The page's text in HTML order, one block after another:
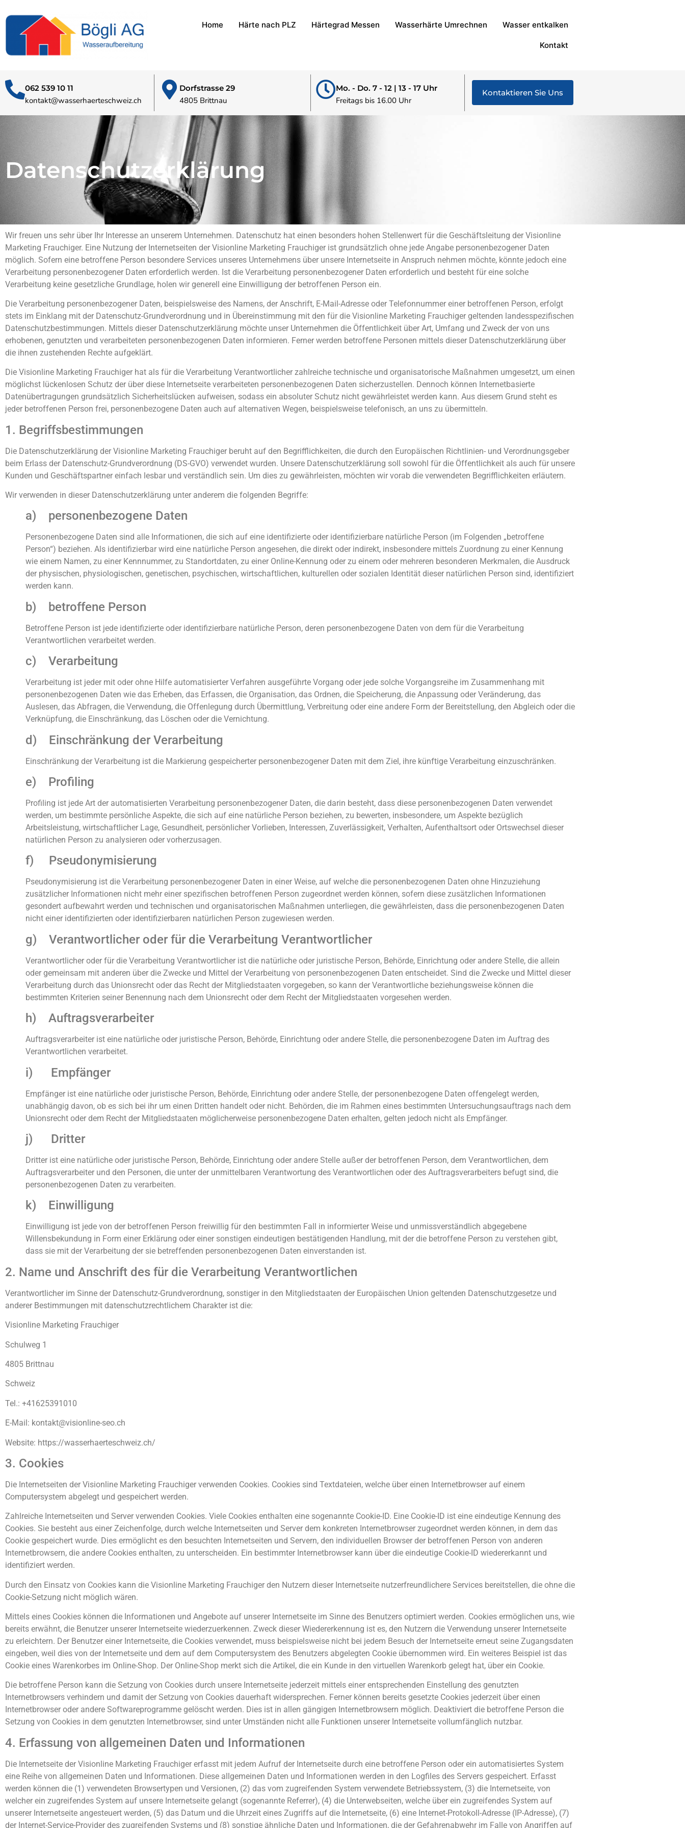
Home Härte nach PLZ Härtegrad Messen Wasserhärte Umrechnen Wasser entkalken
Kontakt
062 539 10 11
kontakt@wasserhaerteschweiz.ch
Dorfstrasse 29
4805 Brittnau
Mo. - Do. 7 - 12 | 13 - 17 Uhr
Freitags bis 16.00 Uhr
Kontaktieren Sie Uns
Datenschutzerklärung
Wir freuen uns sehr über Ihr Interesse an unserem Unternehmen. Datenschutz hat einen besonders hohen Stellenwert für die Geschäftsleitung der Visionline
Marketing Frauchiger. Eine Nutzung der Internetseiten der Visionline Marketing Frauchiger ist grundsätzlich ohne jede Angabe personenbezogener Daten
möglich. Sofern eine betroffene Person besondere Services unseres Unternehmens über unsere Internetseite in Anspruch nehmen möchte, könnte jedoch eine
Verarbeitung personenbezogener Daten erforderlich werden. Ist die Verarbeitung personenbezogener Daten erforderlich und besteht für eine solche
Verarbeitung keine gesetzliche Grundlage, holen wir generell eine Einwilligung der betroffenen Person ein.
Die Verarbeitung personenbezogener Daten, beispielsweise des Namens, der Anschrift, E-Mail-Adresse oder Telefonnummer einer betroffenen Person, erfolgt
stets im Einklang mit der Datenschutz-Grundverordnung und in Übereinstimmung mit den für die Visionline Marketing Frauchiger geltenden landesspezifischen
Datenschutzbestimmungen. Mittels dieser Datenschutzerklärung möchte unser Unternehmen die Öffentlichkeit über Art, Umfang und Zweck der von uns
erhobenen, genutzten und verarbeiteten personenbezogenen Daten informieren. Ferner werden betroffene Personen mittels dieser Datenschutzerklärung über
die ihnen zustehenden Rechte aufgeklärt.
Die Visionline Marketing Frauchiger hat als für die Verarbeitung Verantwortlicher zahlreiche technische und organisatorische Maßnahmen umgesetzt, um einen
möglichst lückenlosen Schutz der über diese Internetseite verarbeiteten personenbezogenen Daten sicherzustellen. Dennoch können Internetbasierte
Datenübertragungen grundsätzlich Sicherheitslücken aufweisen, sodass ein absoluter Schutz nicht gewährleistet werden kann. Aus diesem Grund steht es
jeder betroffenen Person frei, personenbezogene Daten auch auf alternativen Wegen, beispielsweise telefonisch, an uns zu übermitteln.
1. Begriffsbestimmungen
Die Datenschutzerklärung der Visionline Marketing Frauchiger beruht auf den Begrifflichkeiten, die durch den Europäischen Richtlinien- und Verordnungsgeber
beim Erlass der Datenschutz-Grundverordnung (DS-GVO) verwendet wurden. Unsere Datenschutzerklärung soll sowohl für die Öffentlichkeit als auch für unsere
Kunden und Geschäftspartner einfach lesbar und verständlich sein. Um dies zu gewährleisten, möchten wir vorab die verwendeten Begrifflichkeiten erläutern.
Wir verwenden in dieser Datenschutzerklärung unter anderem die folgenden Begriffe:
a) personenbezogene Daten
Personenbezogene Daten sind alle Informationen, die sich auf eine identifizierte oder identifizierbare natürliche Person (im Folgenden „betroffene
Person“) beziehen. Als identifizierbar wird eine natürliche Person angesehen, die direkt oder indirekt, insbesondere mittels Zuordnung zu einer Kennung
wie einem Namen, zu einer Kennnummer, zu Standortdaten, zu einer Online-Kennung oder zu einem oder mehreren besonderen Merkmalen, die Ausdruck
der physischen, physiologischen, genetischen, psychischen, wirtschaftlichen, kulturellen oder sozialen Identität dieser natürlichen Person sind, identifiziert
werden kann.
b) betroffene Person
Betroffene Person ist jede identifizierte oder identifizierbare natürliche Person, deren personenbezogene Daten von dem für die Verarbeitung
Verantwortlichen verarbeitet werden.
c) Verarbeitung
Verarbeitung ist jeder mit oder ohne Hilfe automatisierter Verfahren ausgeführte Vorgang oder jede solche Vorgangsreihe im Zusammenhang mit
personenbezogenen Daten wie das Erheben, das Erfassen, die Organisation, das Ordnen, die Speicherung, die Anpassung oder Veränderung, das
Auslesen, das Abfragen, die Verwendung, die Offenlegung durch Übermittlung, Verbreitung oder eine andere Form der Bereitstellung, den Abgleich oder die
Verknüpfung, die Einschränkung, das Löschen oder die Vernichtung.
d) Einschränkung der Verarbeitung
Einschränkung der Verarbeitung ist die Markierung gespeicherter personenbezogener Daten mit dem Ziel, ihre künftige Verarbeitung einzuschränken.
e) Profiling
Profiling ist jede Art der automatisierten Verarbeitung personenbezogener Daten, die darin besteht, dass diese personenbezogenen Daten verwendet
werden, um bestimmte persönliche Aspekte, die sich auf eine natürliche Person beziehen, zu bewerten, insbesondere, um Aspekte bezüglich
Arbeitsleistung, wirtschaftlicher Lage, Gesundheit, persönlicher Vorlieben, Interessen, Zuverlässigkeit, Verhalten, Aufenthaltsort oder Ortswechsel dieser
natürlichen Person zu analysieren oder vorherzusagen.
f) Pseudonymisierung
Pseudonymisierung ist die Verarbeitung personenbezogener Daten in einer Weise, auf welche die personenbezogenen Daten ohne Hinzuziehung
zusätzlicher Informationen nicht mehr einer spezifischen betroffenen Person zugeordnet werden können, sofern diese zusätzlichen Informationen
gesondert aufbewahrt werden und technischen und organisatorischen Maßnahmen unterliegen, die gewährleisten, dass die personenbezogenen Daten
nicht einer identifizierten oder identifizierbaren natürlichen Person zugewiesen werden.
g) Verantwortlicher oder für die Verarbeitung Verantwortlicher
Verantwortlicher oder für die Verarbeitung Verantwortlicher ist die natürliche oder juristische Person, Behörde, Einrichtung oder andere Stelle, die allein
oder gemeinsam mit anderen über die Zwecke und Mittel der Verarbeitung von personenbezogenen Daten entscheidet. Sind die Zwecke und Mittel dieser
Verarbeitung durch das Unionsrecht oder das Recht der Mitgliedstaaten vorgegeben, so kann der Verantwortliche beziehungsweise können die
bestimmten Kriterien seiner Benennung nach dem Unionsrecht oder dem Recht der Mitgliedstaaten vorgesehen werden.
h) Auftragsverarbeiter
Auftragsverarbeiter ist eine natürliche oder juristische Person, Behörde, Einrichtung oder andere Stelle, die personenbezogene Daten im Auftrag des
Verantwortlichen verarbeitet.
i) Empfänger
Empfänger ist eine natürliche oder juristische Person, Behörde, Einrichtung oder andere Stelle, der personenbezogene Daten offengelegt werden,
unabhängig davon, ob es sich bei ihr um einen Dritten handelt oder nicht. Behörden, die im Rahmen eines bestimmten Untersuchungsauftrags nach dem
Unionsrecht oder dem Recht der Mitgliedstaaten möglicherweise personenbezogene Daten erhalten, gelten jedoch nicht als Empfänger.
j) Dritter
Dritter ist eine natürliche oder juristische Person, Behörde, Einrichtung oder andere Stelle außer der betroffenen Person, dem Verantwortlichen, dem
Auftragsverarbeiter und den Personen, die unter der unmittelbaren Verantwortung des Verantwortlichen oder des Auftragsverarbeiters befugt sind, die
personenbezogenen Daten zu verarbeiten.
k) Einwilligung
Einwilligung ist jede von der betroffenen Person freiwillig für den bestimmten Fall in informierter Weise und unmissverständlich abgegebene
Willensbekundung in Form einer Erklärung oder einer sonstigen eindeutigen bestätigenden Handlung, mit der die betroffene Person zu verstehen gibt,
dass sie mit der Verarbeitung der sie betreffenden personenbezogenen Daten einverstanden ist.
2. Name und Anschrift des für die Verarbeitung Verantwortlichen
Verantwortlicher im Sinne der Datenschutz-Grundverordnung, sonstiger in den Mitgliedstaaten der Europäischen Union geltenden Datenschutzgesetze und
anderer Bestimmungen mit datenschutzrechtlichem Charakter ist die:
Visionline Marketing Frauchiger
Schulweg 1
4805 Brittnau
Schweiz
Tel.: +41625391010
E-Mail: kontakt@visionline-seo.ch
Website: https://wasserhaerteschweiz.ch/
3. Cookies
Die Internetseiten der Visionline Marketing Frauchiger verwenden Cookies. Cookies sind Textdateien, welche über einen Internetbrowser auf einem
Computersystem abgelegt und gespeichert werden.
Zahlreiche Internetseiten und Server verwenden Cookies. Viele Cookies enthalten eine sogenannte Cookie-ID. Eine Cookie-ID ist eine eindeutige Kennung des
Cookies. Sie besteht aus einer Zeichenfolge, durch welche Internetseiten und Server dem konkreten Internetbrowser zugeordnet werden können, in dem das
Cookie gespeichert wurde. Dies ermöglicht es den besuchten Internetseiten und Servern, den individuellen Browser der betroffenen Person von anderen
Internetbrowsern, die andere Cookies enthalten, zu unterscheiden. Ein bestimmter Internetbrowser kann über die eindeutige Cookie-ID wiedererkannt und
identifiziert werden.
Durch den Einsatz von Cookies kann die Visionline Marketing Frauchiger den Nutzern dieser Internetseite nutzerfreundlichere Services bereitstellen, die ohne die
Cookie-Setzung nicht möglich wären.
Mittels eines Cookies können die Informationen und Angebote auf unserer Internetseite im Sinne des Benutzers optimiert werden. Cookies ermöglichen uns, wie
bereits erwähnt, die Benutzer unserer Internetseite wiederzuerkennen. Zweck dieser Wiedererkennung ist es, den Nutzern die Verwendung unserer Internetseite
zu erleichtern. Der Benutzer einer Internetseite, die Cookies verwendet, muss beispielsweise nicht bei jedem Besuch der Internetseite erneut seine Zugangsdaten
eingeben, weil dies von der Internetseite und dem auf dem Computersystem des Benutzers abgelegten Cookie übernommen wird. Ein weiteres Beispiel ist das
Cookie eines Warenkorbes im Online-Shop. Der Online-Shop merkt sich die Artikel, die ein Kunde in den virtuellen Warenkorb gelegt hat, über ein Cookie.
Die betroffene Person kann die Setzung von Cookies durch unsere Internetseite jederzeit mittels einer entsprechenden Einstellung des genutzten
Internetbrowsers verhindern und damit der Setzung von Cookies dauerhaft widersprechen. Ferner können bereits gesetzte Cookies jederzeit über einen
Internetbrowser oder andere Softwareprogramme gelöscht werden. Dies ist in allen gängigen Internetbrowsern möglich. Deaktiviert die betroffene Person die
Setzung von Cookies in dem genutzten Internetbrowser, sind unter Umständen nicht alle Funktionen unserer Internetseite vollumfänglich nutzbar.
4. Erfassung von allgemeinen Daten und Informationen
Die Internetseite der Visionline Marketing Frauchiger erfasst mit jedem Aufruf der Internetseite durch eine betroffene Person oder ein automatisiertes System
eine Reihe von allgemeinen Daten und Informationen. Diese allgemeinen Daten und Informationen werden in den Logfiles des Servers gespeichert. Erfasst
werden können die (1) verwendeten Browsertypen und Versionen, (2) das vom zugreifenden System verwendete Betriebssystem, (3) die Internetseite, von
welcher ein zugreifendes System auf unsere Internetseite gelangt (sogenannte Referrer), (4) die Unterwebseiten, welche über ein zugreifendes System auf
unserer Internetseite angesteuert werden, (5) das Datum und die Uhrzeit eines Zugriffs auf die Internetseite, (6) eine Internet-Protokoll-Adresse (IP-Adresse), (7)
der Internet-Service-Provider des zugreifenden Systems und (8) sonstige ähnliche Daten und Informationen, die der Gefahrenabwehr im Falle von Angriffen auf